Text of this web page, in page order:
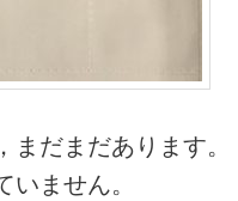
だまだあります。
ません。